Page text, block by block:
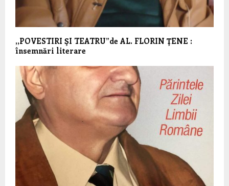
,,POVESTIRI ŞI TEATRU”de AL. FLORIN ŢENE :
însemnări literare